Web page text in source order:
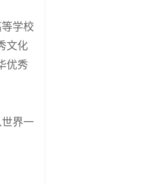
学校
文化
优秀
界一